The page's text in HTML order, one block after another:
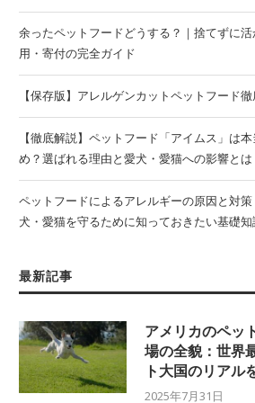
余ったペットフードどうする？｜捨てずに
用・寄付の完全ガイド
【保存版】アレルゲンカットペットフード
【徹底解説】ペットフード「アイムス」は
め？選ばれる理由と愛犬・愛猫への影響とは
ペットフードによるアレルギーの原因と対
犬・愛猫を守るために知っておきたい基礎知
最新記事
アメリカのペッ
場の全貌：世界
ト大国のリアル
2025年7月31日